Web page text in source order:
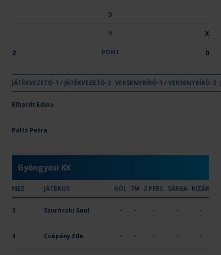
D
V X
2 PONT 0
Csapat neve
VÉGEREDMÉNY FÉLIDŐ BÜNTETŐ GY D V
Gyöngyösi KK
OTP Bank-PICK Szeged
JÁTÉKVEZETŐ-1 / JÁTÉKVEZETŐ-2 VERSENYBÍRÓ-1 / VERSENYBÍRÓ-2
Elhardt Edina
Poltz Petra
Gyöngyösi KK
MEZ JÁTÉKOS GÓL 7M 2 PERC SÁRGA KIZÁR
3 Szuróczki Saul - - - - -
4 Csépány Ede - - - - -